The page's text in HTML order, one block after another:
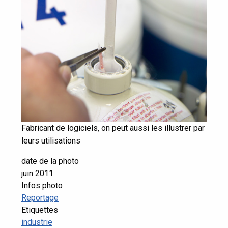
Fabricant de logiciels, on peut aussi les illustrer par
leurs utilisations
date de la photo
juin 2011
Infos photo
Reportage
Etiquettes
industrie